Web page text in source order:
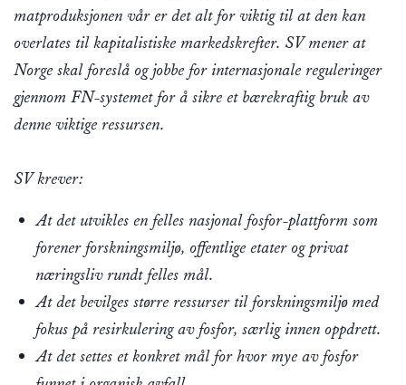
matproduksjonen vår er det alt for viktig til at den kan
overlates til kapitalistiske markedskrefter. SV mener at
Norge skal foreslå og jobbe for internasjonale reguleringer
gjennom FN-systemet for å sikre et bærekraftig bruk av
denne viktige ressursen.
SV krever:
At det utvikles en felles nasjonal fosfor-plattform som
forener forskningsmiljø, offentlige etater og privat
næringsliv rundt felles mål.
At det bevilges større ressurser til forskningsmiljø med
fokus på resirkulering av fosfor, særlig innen oppdrett.
At det settes et konkret mål for hvor mye av fosfor